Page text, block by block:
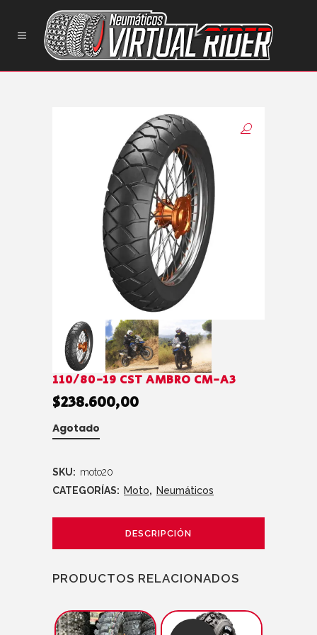
110/80-19 CST AMBRO CM-A3
$238.600,00
Agotado
SKU: moto20
CATEGORÍAS: Moto, Neumáticos
DESCRIPCIÓN
PRODUCTOS RELACIONADOS